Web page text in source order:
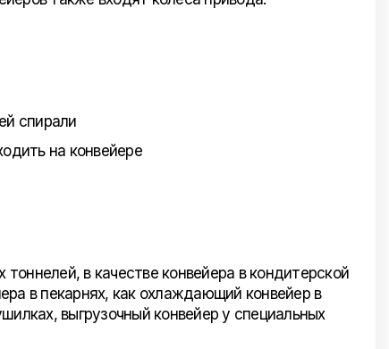
спирали
на конвейере
в качестве конвейера в кондитерской
в пекарнях, как охлаждающий конвейер в
выгрузочный конвейер у специальных